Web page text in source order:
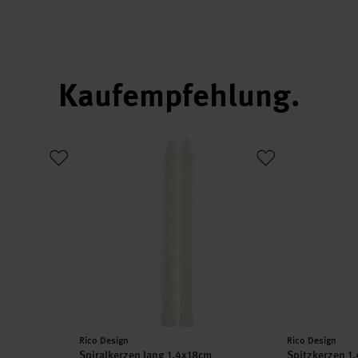
Kaufempfehlung
Hersteller:
Rico Design
Spiralkerzen lang 1,4x18cm
Hersteller:
Rico Design
Spitzkerzen